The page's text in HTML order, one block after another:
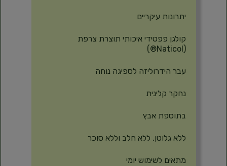
יתרונות עיקריים
קולגן פפטידי איכותי תוצרת צרפת
(Naticol®)
עבר הידרוליזה לספיגה נוחה
נחקר קלינית
בתוספת אבץ
ללא גלוטן, ללא חלב וללא סוכר
מתאים לשימוש יומי